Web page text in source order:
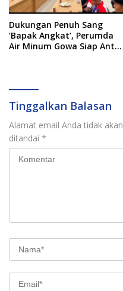
Dukungan Penuh Sang
‘Bapak Angkat’, Perumda
Air Minum Gowa Siap Antar
Tinggalkan Balasan
Alamat email Anda tidak
ditandai *